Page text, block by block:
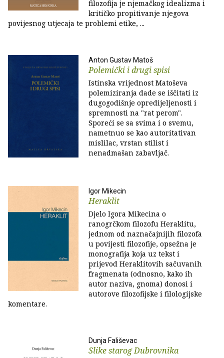
filozofija je njemačkog idealizma i
kritičko propitivanje njegova
povijesnog utjecaja te problemi etike, ...
Anton Gustav Matoš
Polemički i drugi spisi
Istinska vrijednost Matoševa
polemiziranja dade se iščitati iz
dugogodišnje opredijeljenosti i
spremnosti na "rat perom".
Sporeći se sa svima i o svemu,
nametnuo se kao autoritativan
mislilac, vrstan stilist i
nenadmašan zabavljač.
Igor Mikecin
Heraklit
Djelo Igora Mikecina o
ranogrčkom filozofu Heraklitu,
jednom od naznačajnijih filozofa
u povijesti filozofije, opsežna je
monografija koja uz tekst i
prijevod Heraklitovih sačuvanih
fragmenata (odnosno, kako ih
autor naziva, gnoma) donosi i
autorove filozofijske i filologijske
komentare.
Dunja Fališevac
Slike starog Dubrovnika